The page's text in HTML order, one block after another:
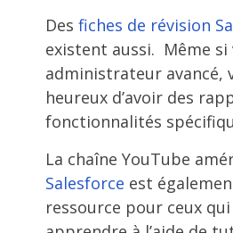
Desfiches de révision
existent aussi. Même si
administrateur avancé,
heureux d’avoir des
fonctionnalités
La chaîne YouTube
Salesforce est
ressource pour ceux